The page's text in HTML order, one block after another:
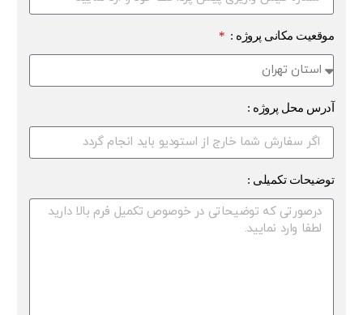
موقعیت مکانی پروژه :
آدرس محل پروژه :
توضیحات تکمیلی :